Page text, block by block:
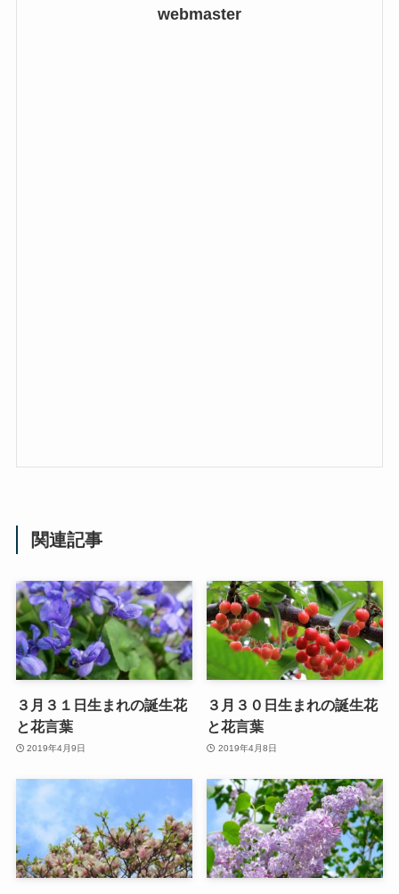
webmaster
関連記事
３月３１日生まれの誕生花
と花言葉
2019年4月9日
３月３０日生まれの誕生花
と花言葉
2019年4月8日